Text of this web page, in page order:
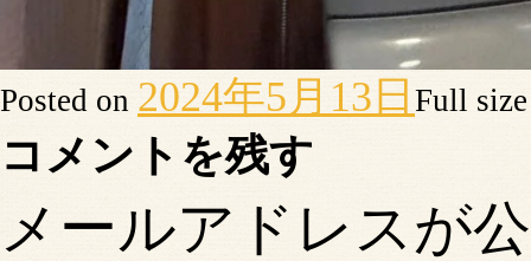
Posted on 2024年5月13日 Full
コメントを残す
メールアドレスが